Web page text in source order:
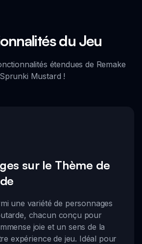
du Jeu
étendues de Remake
Sprunki Mustard !
sur le Thème de
une variété de personnages
chacun conçu pour
joie et un sens de la
expérience de jeu. Idéal pour